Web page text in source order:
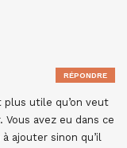
utile qu’on veut
avez eu dans ce
ajouter sinon qu’il
RÉPONDRE